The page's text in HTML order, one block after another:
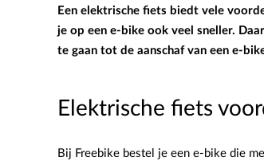
Een elektrische fiets biedt vele
je op een e-bike ook veel sneller.
te gaan tot de aanschaf van een e-
Elektrische fiets
Bij Freebike bestel je een e-bike die